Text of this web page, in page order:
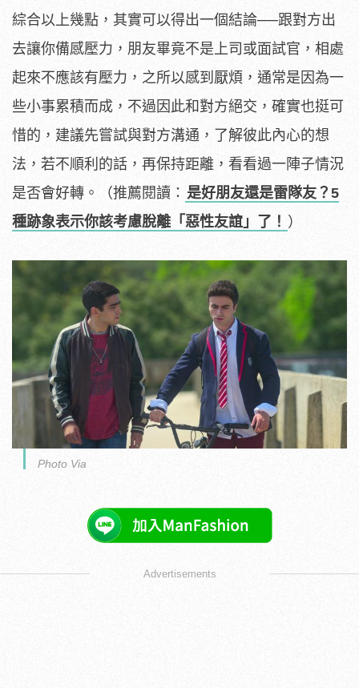
綜合以上幾點，其實可以得出一個結論──跟對方出
去讓你備感壓力，朋友畢竟不是上司或面試官，相處
起來不應該有壓力，之所以感到厭煩，通常是因為一
些小事累積而成，不過因此和對方絕交，確實也挺可
惜的，建議先嘗試與對方溝通，了解彼此內心的想
法，若不順利的話，再保持距離，看看過一陣子情況
是否會好轉。（推薦閱讀： 是好朋友還是雷隊友？5
種跡象表示你該考慮脫離「惡性友誼」了！ ）
Photo Via
Advertisements